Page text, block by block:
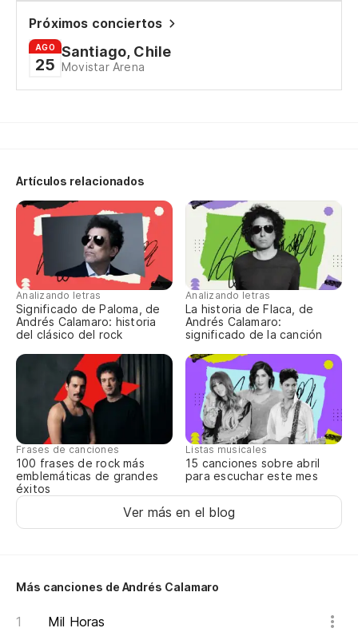
Próximos conciertos
AGO
25
Santiago, Chile
Movistar Arena
Artículos relacionados
Analizando letras
Significado de Paloma, de
Andrés Calamaro: historia
del clásico del rock
Analizando letras
La historia de Flaca, de
Andrés Calamaro:
significado de la canción
Frases de canciones
100 frases de rock más
emblemáticas de grandes
éxitos
Listas musicales
15 canciones sobre abril
para escuchar este mes
Ver más en el blog
Más canciones de Andrés Calamaro
Mil Horas